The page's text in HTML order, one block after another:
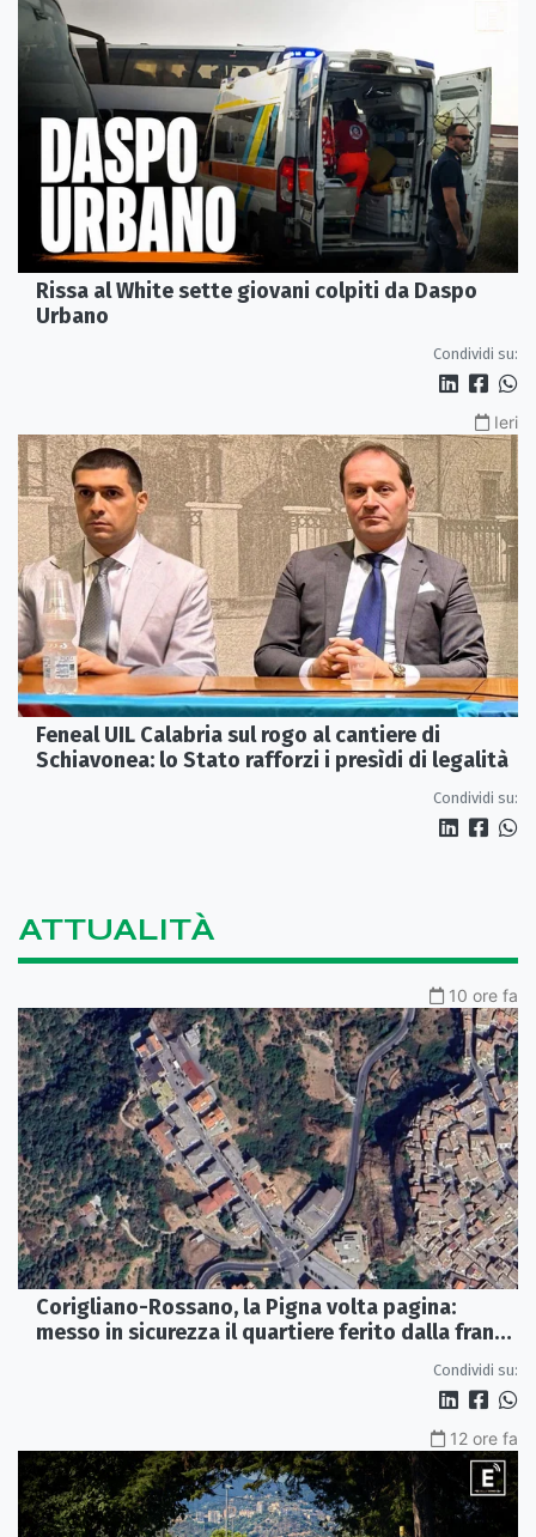
Rissa al White sette giovani colpiti da Daspo
Urbano
Condividi su:
Ieri
Feneal UIL Calabria sul rogo al cantiere di
Schiavonea: lo Stato rafforzi i presìdi di legalità
Condividi su:
ATTUALITÀ
10 ore fa
Corigliano-Rossano, la Pigna volta pagina:
messo in sicurezza il quartiere ferito dalla frana
Condividi su:
12 ore fa